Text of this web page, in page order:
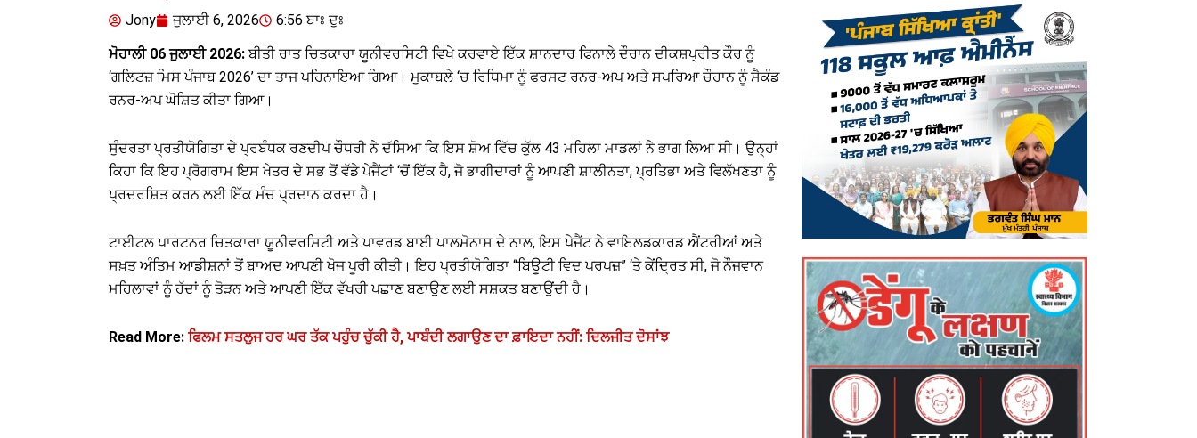
Jony ਜੁਲਾਈ 6, 2026
6:56 ਬਾਃ ਦੁਃ
ਮੋਹਾਲੀ 06 ਜੁਲਾਈ 2026:ਬੀਤੀ ਰਾਤ ਚਿਤਕਾਰਾ ਯੂਨੀਵਰਸਿਟੀ ਵਿਖੇ ਕਰਵਾਏ ਇੱਕ ਸ਼ਾਨਦਾਰ ਫਿਨਾਲੇ ਦੌਰਾਨ ਦੀਕਸ਼ਪ੍ਰੀਤ ਕੌਰ ਨੂੰ
‘ਗਲਿਟਜ਼ ਮਿਸ ਪੰਜਾਬ 2026’ ਦਾ ਤਾਜ ਪਹਿਨਾਇਆ ਗਿਆ। ਮੁਕਾਬਲੇ ‘ਚ ਰਿਧਿਮਾ ਨੂੰ ਫਰਸਟ ਰਨਰ-ਅਪ ਅਤੇ ਸਪਰਿਆ ਚੌਹਾਨ ਨੂੰ ਸੈਕੰਡ
ਰਨਰ-ਅਪ ਘੋਸ਼ਿਤ ਕੀਤਾ ਗਿਆ।
ਸੁੰਦਰਤਾ ਪ੍ਰਤੀਯੋਗਿਤਾ ਦੇ ਪ੍ਰਬੰਧਕ ਰਣਦੀਪ ਚੌਧਰੀ ਨੇ ਦੱਸਿਆ ਕਿ ਇਸ ਸ਼ੋਅ ਵਿੱਚ ਕੁੱਲ 43 ਮਹਿਲਾ ਮਾਡਲਾਂ ਨੇ ਭਾਗ ਲਿਆ ਸੀ। ਉਨ੍ਹਾਂ
ਕਿਹਾ ਕਿ ਇਹ ਪ੍ਰੋਗਰਾਮ ਇਸ ਖੇਤਰ ਦੇ ਸਭ ਤੋਂ ਵੱਡੇ ਪੇਜੈਂਟਾਂ ‘ਚੋਂ ਇੱਕ ਹੈ, ਜੋ ਭਾਗੀਦਾਰਾਂ ਨੂੰ ਆਪਣੀ ਸ਼ਾਲੀਨਤਾ, ਪ੍ਰਤਿਭਾ ਅਤੇ ਵਿਲੱਖਣਤਾ ਨੂੰ
ਪ੍ਰਦਰਸ਼ਿਤ ਕਰਨ ਲਈ ਇੱਕ ਮੰਚ ਪ੍ਰਦਾਨ ਕਰਦਾ ਹੈ।
ਟਾਈਟਲ ਪਾਰਟਨਰ ਚਿਤਕਾਰਾ ਯੂਨੀਵਰਸਿਟੀ ਅਤੇ ਪਾਵਰਡ ਬਾਈ ਪਾਲਮੋਨਾਸ ਦੇ ਨਾਲ, ਇਸ ਪੇਜੈਂਟ ਨੇ ਵਾਇਲਡਕਾਰਡ ਐਂਟਰੀਆਂ ਅਤੇ
ਸਖ਼ਤ ਅੰਤਿਮ ਆਡੀਸ਼ਨਾਂ ਤੋਂ ਬਾਅਦ ਆਪਣੀ ਖੋਜ ਪੂਰੀ ਕੀਤੀ। ਇਹ ਪ੍ਰਤੀਯੋਗਿਤਾ “ਬਿਊਟੀ ਵਿਦ ਪਰਪਜ਼” ‘ਤੇ ਕੇਂਦ੍ਰਿਤ ਸੀ, ਜੋ ਨੌਜਵਾਨ
ਮਹਿਲਾਵਾਂ ਨੂੰ ਹੱਦਾਂ ਨੂੰ ਤੋੜਨ ਅਤੇ ਆਪਣੀ ਇੱਕ ਵੱਖਰੀ ਪਛਾਣ ਬਣਾਉਣ ਲਈ ਸਸ਼ਕਤ ਬਣਾਉਂਦੀ ਹੈ।
Read More: ਫਿਲਮ ਸਤਲੁਜ ਹਰ ਘਰ ਤੱਕ ਪਹੁੰਚ ਚੁੱਕੀ ਹੈ, ਪਾਬੰਦੀ ਲਗਾਉਣ ਦਾ ਫ਼ਾਇਦਾ ਨਹੀਂ: ਦਿਲਜੀਤ ਦੋਸਾਂਝ